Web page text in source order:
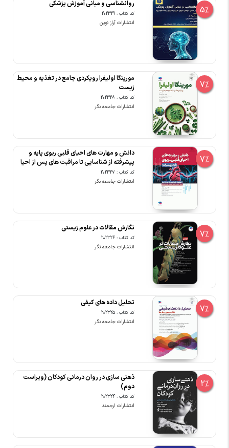
5%
روانشناسی و مبانی آموزش پزشکی
کد کتاب : 202329
انتشارات آراز نوین
7%
مورینگا اولیفرا رویکردی جامع در تغذیه و محیط
زیست
کد کتاب : 202328
انتشارات جامعه نگر
7%
دانش و مهارت های احیای قلبی ریوی پایه و
پیشرفته از شناسایی تا مراقبت های پس از احیا
کد کتاب : 202327
انتشارات جامعه نگر
7%
نگارش مقالات در علوم زیستی
کد کتاب : 202326
انتشارات جامعه نگر
7%
تحلیل داده های کیفی
کد کتاب : 202325
انتشارات جامعه نگر
2%
ذهنی سازی در روان درمانی کودکان (ویراست
دوم)
کد کتاب : 202324
انتشارات ارجمند